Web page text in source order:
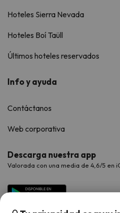
Hoteles Sierra Nevada
Hoteles Boí Taüll
Últimos hoteles reservados
Info y ayuda
Contáctanos
Web corporativa
Descarga nuestra app
Valorada con una media de 4,6/5 en